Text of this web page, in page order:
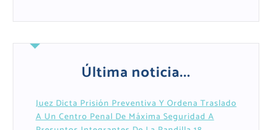
Última noticia...
Juez Dicta Prisión Preventiva Y Ordena Traslado
A Un Centro Penal De Máxima Seguridad A